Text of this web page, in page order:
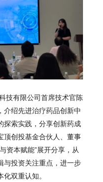
技有限公司首席技术官陈
介绍先进治疗药品创新中
探索实践，分享创新药成
顶创投基金合伙人、董事
资本赋能”展开分享，从
与投资关注重点，进一步
双重认知。